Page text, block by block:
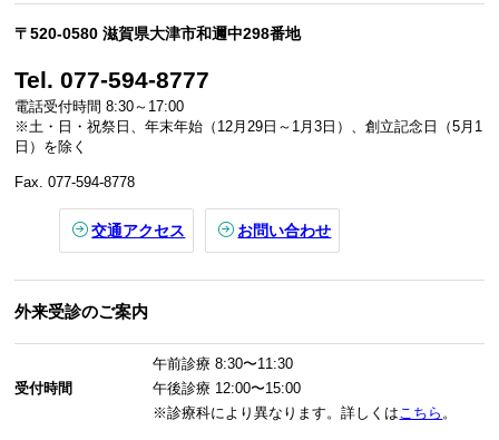
〒520-0580 滋賀県大津市和邇中298番地
Tel. 077-594-8777
電話受付時間 8:30～17:00
※土・日・祝祭日、年末年始（12月29日～1月3日）、創立記念日（5月1
日）を除く
Fax. 077-594-8778
交通アクセス お問い合わせ
外来受診のご案内
受付時間
午前診療8:30〜11:30
午後診療 12:00〜15:00
※診療科により異なります。詳しくはこちら 。